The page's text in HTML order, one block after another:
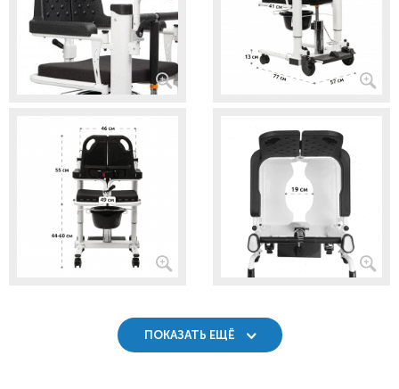
ПОКАЗАТЬ ЕЩЁ